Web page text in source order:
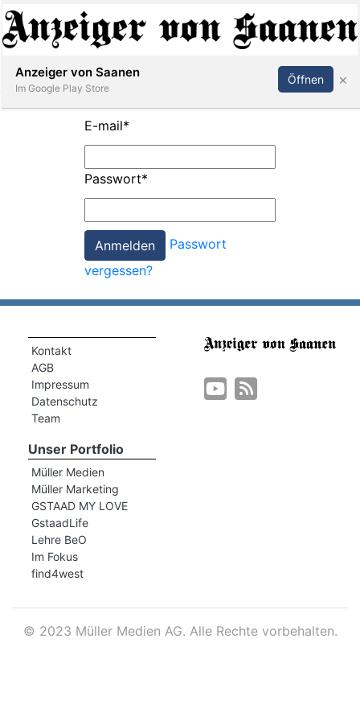
Abonnieren Anmelden
E-mail*
Passwort*
Passwort
vergessen?
Kontakt
AGB
Impressum
Datenschutz
Team
Unser Portfolio
Müller Medien
Müller Marketing
GSTAAD MY LOVE
GstaadLife
Lehre BeO
Im Fokus
find4west
© 2023 Müller Medien AG. Alle Rechte vorbehalten.
Anzeiger von Saanen
Im Google Play Store
Öffnen ×